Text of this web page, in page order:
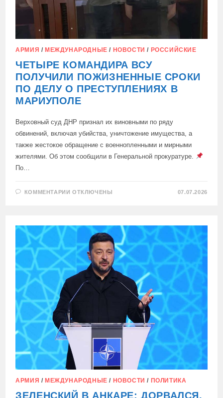
АРМИЯ /МЕЖДУНАРОДНЫЕ / НОВОСТИ / РОССИЙСКИЕ
ЧЕТЫРЕ КОМАНДИРА ВСУ
ПОЛУЧИЛИ ПОЖИЗНЕННЫЕ СРОКИ
ПО ДЕЛУ О ПРЕСТУПЛЕНИЯХ В
МАРИУПОЛЕ
Верховный суд ДНР признал их виновными по ряду
обвинений, включая убийства, уничтожение имущества, а
также жестокое обращение с военнопленными и мирными
жителями. Об этом сообщили в Генеральной прокуратуре.
По…
КОММЕНТАРИИ К
ПОЛУЧИЛИ
ПОЖИЗНЕННЫЕ
СРОКИ
ПО
ДЕЛУ
ПРЕСТУПЛЕНИЯХ
В
МАРИУПОЛЕ
ОТКЛЮЧЕНЫ 07.07.2026
АРМИЯ /МЕЖДУНАРОДНЫЕ / НОВОСТИ / ПОЛИТИКА
ЗЕЛЕНСКИЙ В АНКАРЕ: ДОРВАЛСЯ,